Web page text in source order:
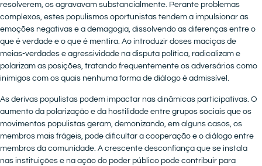
resolverem, os agravavam substancialmente. Perante problemas
complexos, estes populismos oportunistas tendem a impulsionar as
emoções negativas e a demagogia, dissolvendo as diferenças entre o
que é verdade e o que é mentira. Ao introduzir doses maciças de
meias-verdades e agressividade na disputa política, radicalizam e
polarizam as posições, tratando frequentemente os adversários como
inimigos com os quais nenhuma forma de diálogo é admissível.
As derivas populistas podem impactar nas dinâmicas participativas. O
aumento da polarização e da hostilidade entre grupos sociais que os
movimentos populistas geram, demonizando, em alguns casos, os
membros mais frágeis, pode dificultar a cooperação e o diálogo entre
membros da comunidade. A crescente desconfiança que se instala
nas instituições e na ação do poder público pode contribuir para